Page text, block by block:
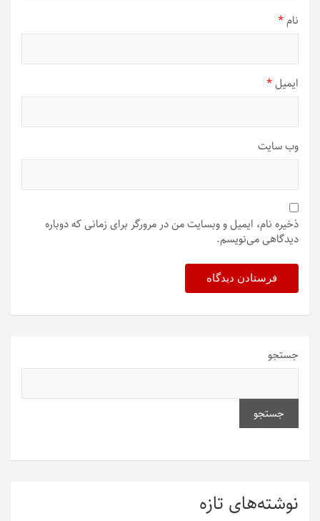
نام*
ایمیل*
وب‌ سایت
ذخیره نام، ایمیل و وبسایت من در مرورگر برای زمانی که دوباره
دیدگاهی می‌نویسم.
جستجو
جستجو
نوشته‌های تازه